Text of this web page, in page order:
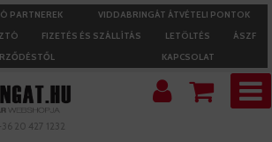
PARTNEREK
VIDDABRINGÁT ÁTVÉTELI PONTOK
FIZETÉS ÉS SZÁLLÍTÁS LETÖLTÉS
ÁSZF
KAPCSOLAT
20 427 1232